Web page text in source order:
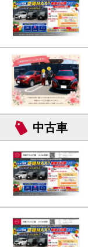
中古車